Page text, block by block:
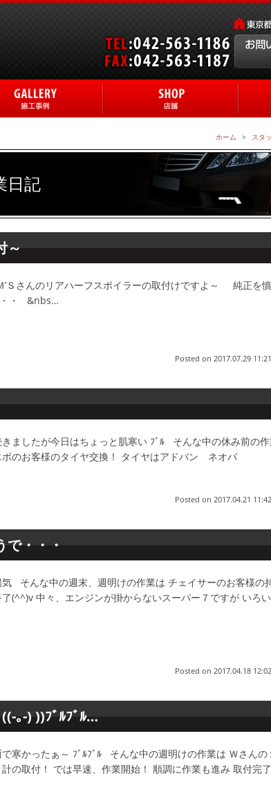
ホーム スタ
日記
～
’Ｓさんのリアハーフスポイラーの取付けですよ～ 純正
・・ &nbs…
Posted on 2017.07.29 11:21
ましたが今日はちょっと肌寒い ﾌﾞﾙ そんな中の休み前の
のお客様のタイヤ交換！ タイヤはアドバン ネオバ
Posted on 2017.04.21 11:42
で・・・
そんな中の週末、週明けの作業は チェイサーのお客様の
(^^)v 中々、エンジンが掛からないスーパー７ですが いろ
Posted on 2017.04.18 12:02
｡-) ))ﾌﾞﾙﾌﾞﾙ…
寒かったぁ～ ﾌﾞﾙﾌﾞﾙ そんな中の週明けの作業は Ｗさんの
計の取付！ では早速、作業開始！ 順調に作業も進み 取付完